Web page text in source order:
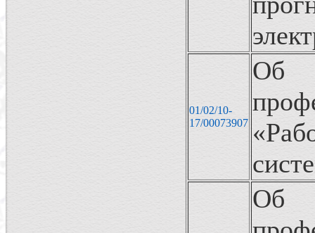
01/02/10-
17/00073907